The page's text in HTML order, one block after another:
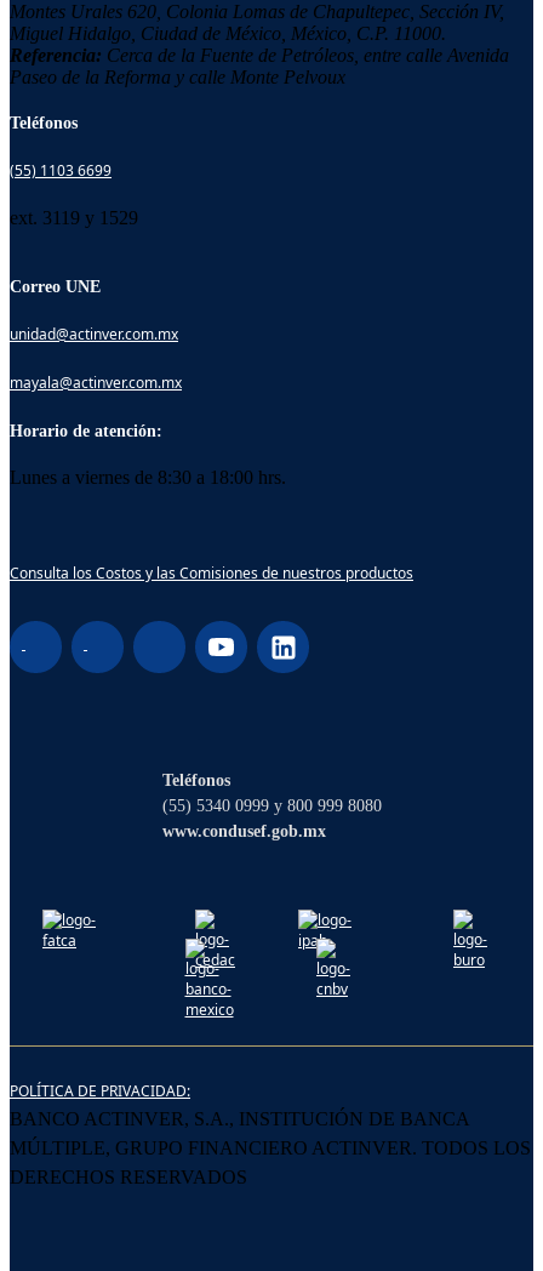
Montes Urales 620, Colonia Lomas de Chapultepec, Sección IV,
Miguel Hidalgo, Ciudad de México, México, C.P. 11000.
Referencia: Cerca de la Fuente de Petróleos, entre calle Avenida
Paseo de la Reforma y calle Monte Pelvoux
Teléfonos
(55) 1103 6699
ext. 3119 y 1529
Correo UNE
unidad@actinver.com.mx
mayala@actinver.com.mx
Horario de atención:
Lunes a viernes de 8:30 a 18:00 hrs.
Consulta los Costos y las Comisiones de nuestros productos
Teléfonos
(55) 5340 0999 y 800 999 8080
www.condusef.gob.mx
POLÍTICA DE PRIVACIDAD:
BANCO ACTINVER, S.A., INSTITUCIÓN DE BANCA
MÚLTIPLE, GRUPO FINANCIERO ACTINVER. TODOS LOS
DERECHOS RESERVADOS